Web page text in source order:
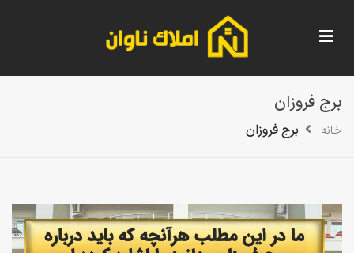
برج فروزان
خانه برج فروزان